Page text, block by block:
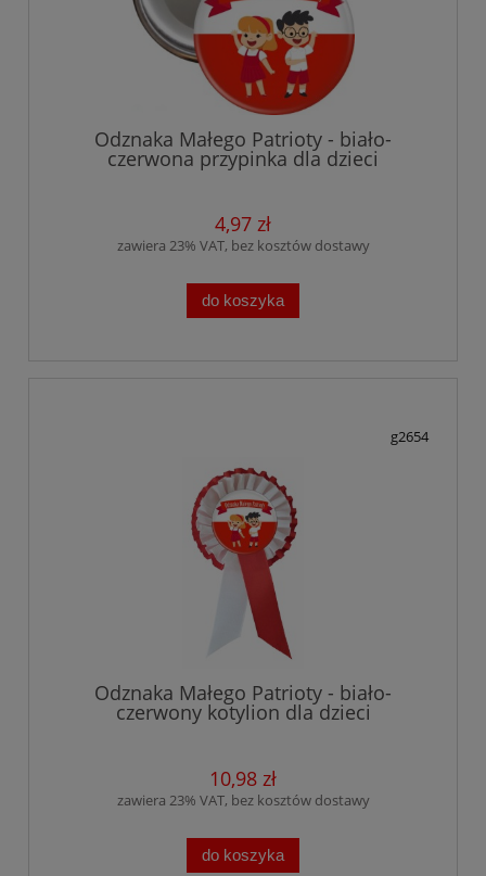
Odznaka Małego Patrioty - biało-
czerwona przypinka dla dzieci
4,97 zł
zawiera 23% VAT, bez kosztów dostawy
do koszyka
g2654
Odznaka Małego Patrioty - biało-
czerwony kotylion dla dzieci
10,98 zł
zawiera 23% VAT, bez kosztów dostawy
do koszyka